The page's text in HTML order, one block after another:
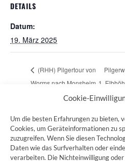
Cookie-
Um die besten Erfahrungen zu bieten,
Cookies, um Geräteinformationen zu
zuzugreifen. Wenn Sie diesen
Daten wie das Surfverhalten oder
verarbeiten. Die Nichteinwilligung
DETAILS
Datum:
19. März 2025
(RHH) Pilgertour von
Worms nach Monsheim 1,
ZUM